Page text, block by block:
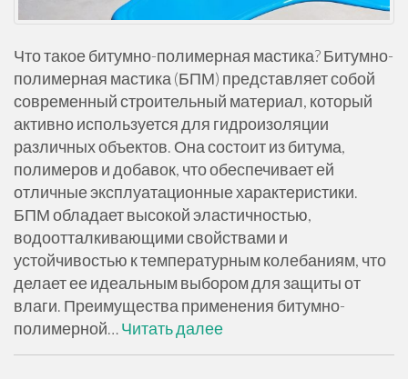
Что такое битумно-полимерная мастика? Битумно-
полимерная мастика (БПМ) представляет собой
современный строительный материал, который
активно используется для гидроизоляции
различных объектов. Она состоит из битума,
полимеров и добавок, что обеспечивает ей
отличные эксплуатационные характеристики.
БПМ обладает высокой эластичностью,
водоотталкивающими свойствами и
устойчивостью к температурным колебаниям, что
делает ее идеальным выбором для защиты от
влаги. Преимущества применения битумно-
полимерной…Читать далее